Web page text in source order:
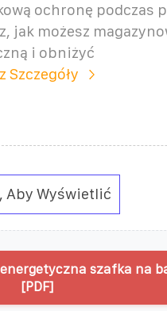
ochronę podczas
jak możesz
i obniżyć
Szczegóły
Aby Wyświetlić
szafka na
[PDF]